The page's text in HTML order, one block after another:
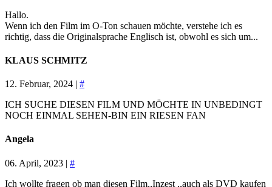
Hallo.
Wenn ich den Film im O-Ton schauen möchte, verstehe ich es
richtig, dass die Originalsprache Englisch ist, obwohl es sich um...
KLAUS SCHMITZ
12. Februar, 2024 | #
ICH SUCHE DIESEN FILM UND MÖCHTE IN UNBEDINGT
NOCH EINMAL SEHEN-BIN EIN RIESEN FAN
Angela
06. April, 2023 | #
Ich wollte fragen ob man diesen Film,,Inzest ,,auch als DVD kaufen